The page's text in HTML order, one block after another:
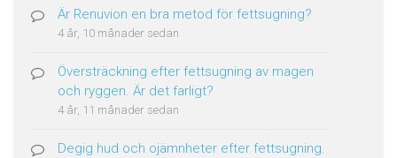
Är Renuvion en bra metod för fettsugning?
4 år, 10 månader sedan
Översträckning efter fettsugning av magen
och ryggen. Är det farligt?
4 år, 11 månader sedan
Degig hud och ojämnheter efter fettsugning.